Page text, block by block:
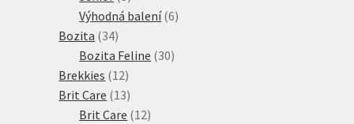
produkty
Výhodná balení 66
Bozita 3434
produktů
Bozita Feline 3030
Brekkies 1212
produktů
Brit Care 1313
produktů
Brit Care 1212